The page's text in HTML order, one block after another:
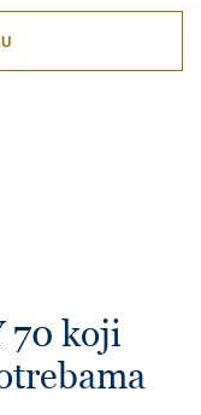
70 koji